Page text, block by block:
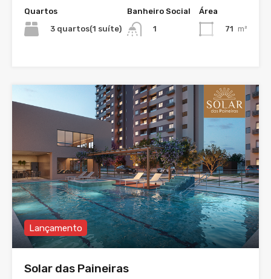
Quartos
3 quartos(1 suíte)
Banheiro Social
1
Área
71 m²
Lançamento
Solar das Paineiras